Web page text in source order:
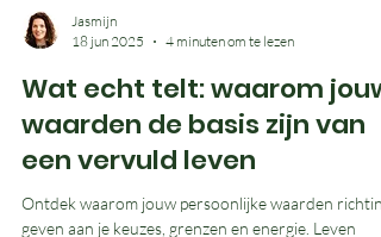
Jasmijn
18 jun 2025
4 minuten om te lezen
Wat echt telt: waarom jouw
waarden de basis zijn van
een vervuld leven